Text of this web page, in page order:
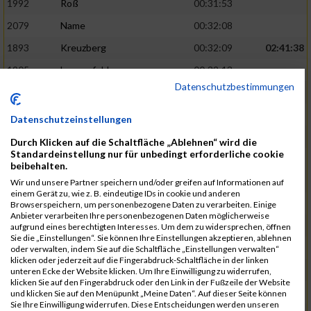
1992 Roß
00:31:53
2079
Name
00:32:08
1893
Kreuzberg 00:32:09
02:41:38
1905
Langenfeld
00:32:13
2120
00:32:22
1787
Friedrich
1794
Gamisch
00:32:27
2046
Sorger 00:32:30
02:42:48
2047
Sorger
00:32:30
2051
Stephan
00:32:31
2065
Thome
00:32:35
1719
Barth
00:32:42
2116
Koch 00:32:45
02:44:32
1937
Meyer
00:32:49
Datenschutzbestimmungen
Datenschutzeinstellungen
Durch Klicken auf die Schaltfläche „Ablehnen“ wird die
Standardeinstellung nur für unbedingt erforderliche cookie
beibehalten.
Wir und unsere Partner speichern und/oder greifen auf Informationen auf
einem Gerät zu, wie z. B. eindeutige IDs in cookie und anderen
Browserspeichern, um personenbezogene Daten zu verarbeiten. Einige
Anbieter verarbeiten Ihre personenbezogenen Daten möglicherweise
aufgrund eines berechtigten Interesses. Um dem zu widersprechen, öffnen
Sie die „Einstellungen“. Sie können Ihre Einstellungen akzeptieren, ablehnen
oder verwalten, indem Sie auf die Schaltfläche „Einstellungen verwalten“
klicken oder jederzeit auf die Fingerabdruck-Schaltfläche in der linken
unteren Ecke der Website klicken. Um Ihre Einwilligung zu widerrufen,
klicken Sie auf den Fingerabdruck oder den Link in der Fußzeile der Website
und klicken Sie auf den Menüpunkt „Meine Daten“. Auf dieser Seite können
Sie Ihre Einwilligung widerrufen. Diese Entscheidungen werden unseren